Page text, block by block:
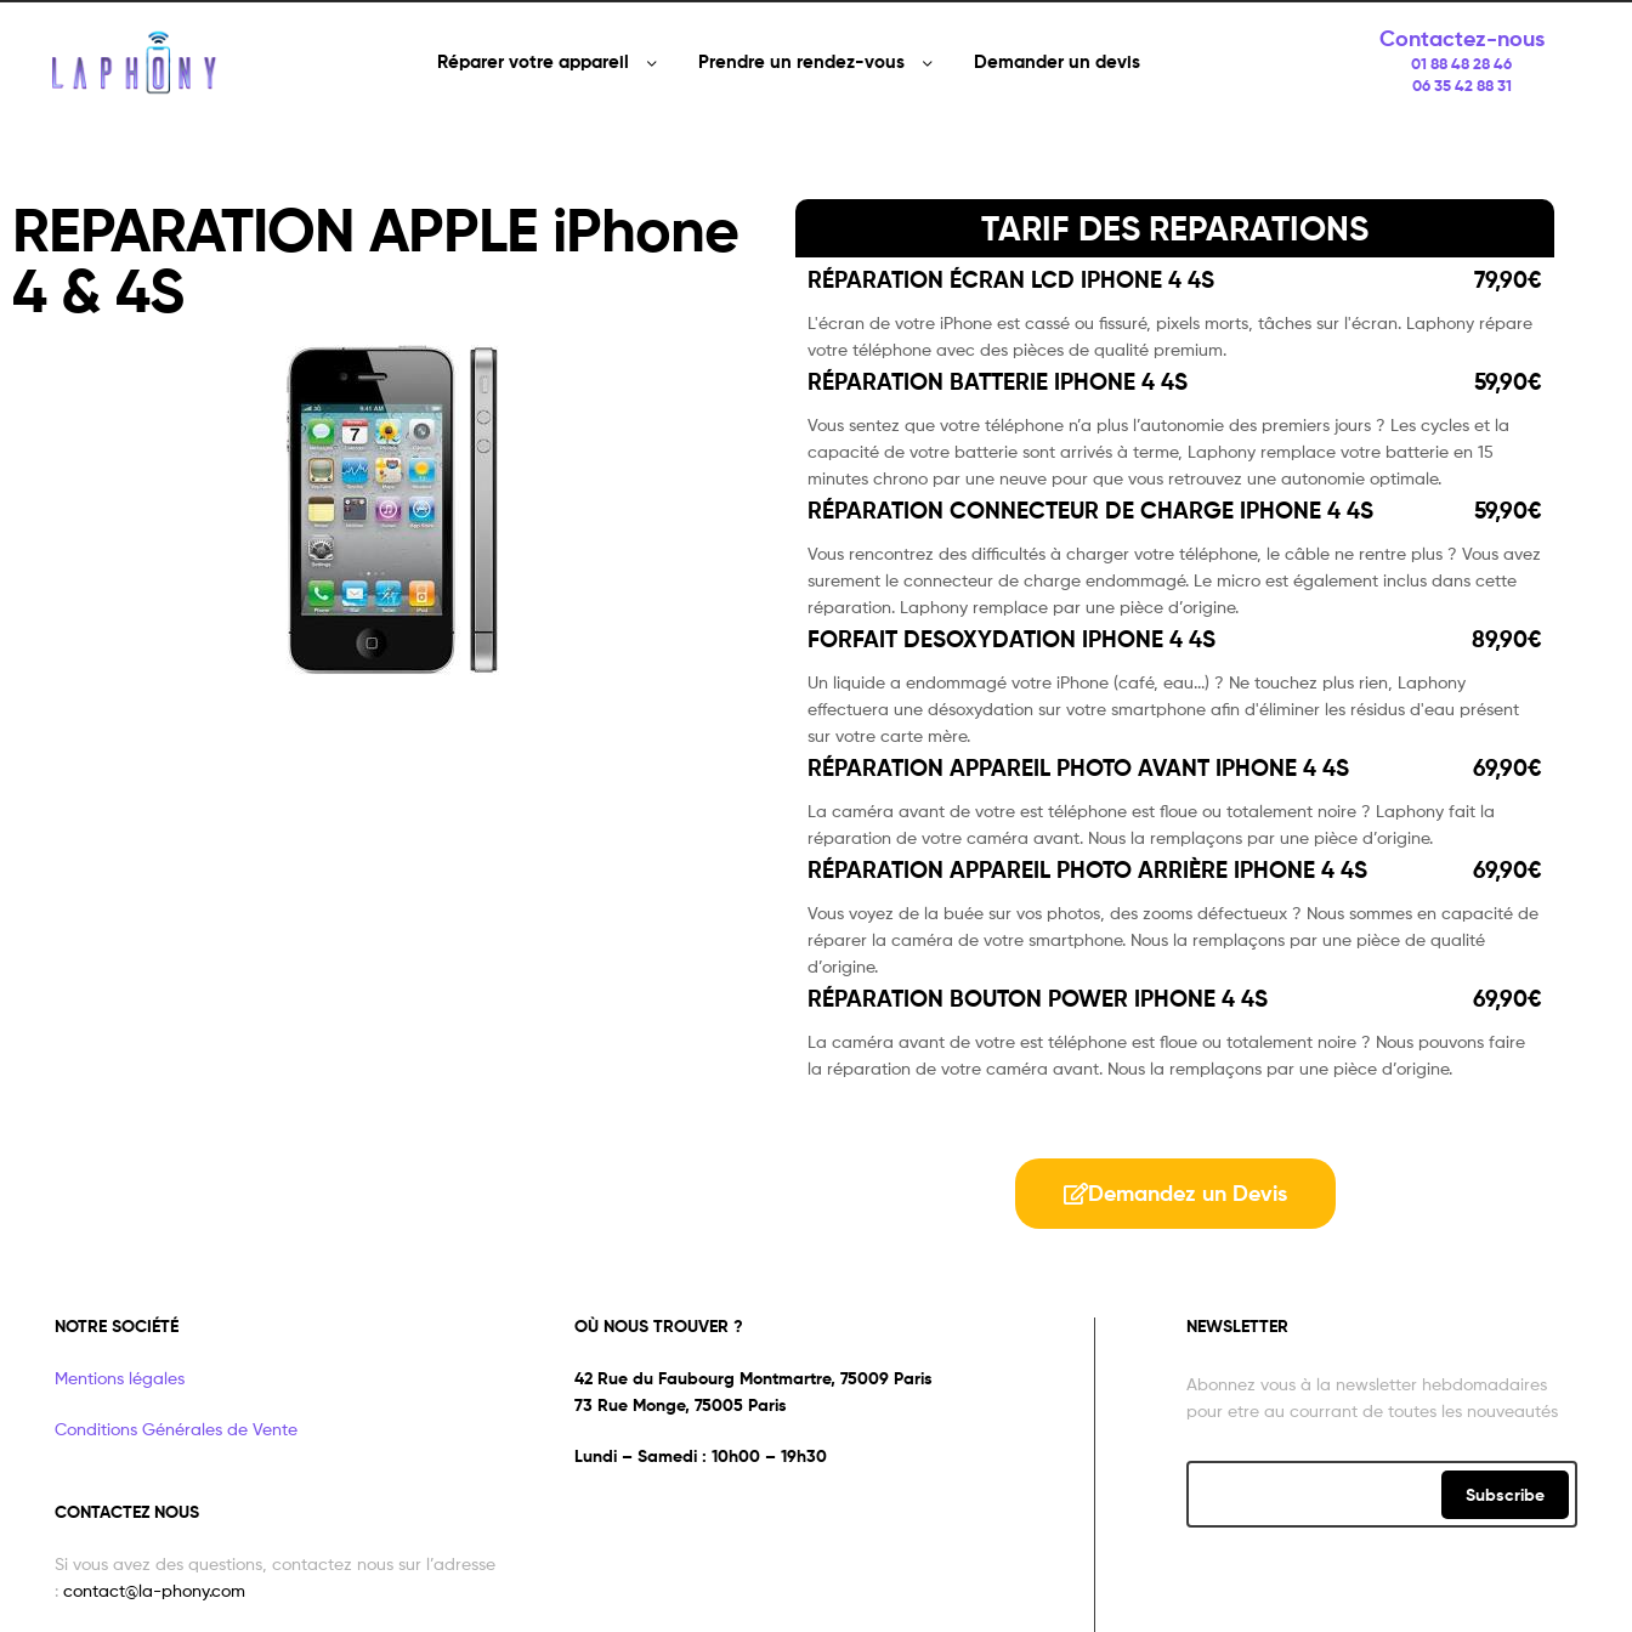
Réparer votre appareil Prendre un rendez-vous Demander un devis
Contactez-nous
01 88 48 28 46
06 35 42 88 31
REPARATION APPLE iPhone
4 & 4S
TARIF DES REPARATIONS
RÉPARATION ÉCRAN LCD IPHONE 4 4S 79,90€
L'écran de votre iPhone est cassé ou fissuré, pixels morts, tâches sur l'écran. Laphony répare
votre téléphone avec des pièces de qualité premium.
RÉPARATION BATTERIE IPHONE 4 4S 59,90€
Vous sentez que votre téléphone n’a plus l’autonomie des premiers jours ? Les cycles et la
capacité de votre batterie sont arrivés à terme, Laphony remplace votre batterie en 15
minutes chrono par une neuve pour que vous retrouvez une autonomie optimale.
RÉPARATION CONNECTEUR DE CHARGE IPHONE 4 4S 59,90€
Vous rencontrez des difficultés à charger votre téléphone, le câble ne rentre plus ? Vous avez
surement le connecteur de charge endommagé. Le micro est également inclus dans cette
réparation. Laphony remplace par une pièce d’origine.
FORFAIT DESOXYDATION IPHONE 4 4S 89,90€
Un liquide a endommagé votre iPhone (café, eau...) ? Ne touchez plus rien, Laphony
effectuera une désoxydation sur votre smartphone afin d'éliminer les résidus d'eau présent
sur votre carte mère.
RÉPARATION APPAREIL PHOTO AVANT IPHONE 4 4S 69,90€
La caméra avant de votre est téléphone est floue ou totalement noire ? Laphony fait la
réparation de votre caméra avant. Nous la remplaçons par une pièce d’origine.
RÉPARATION APPAREIL PHOTO ARRIÈRE IPHONE 4 4S 69,90€
Vous voyez de la buée sur vos photos, des zooms défectueux ? Nous sommes en capacité de
réparer la caméra de votre smartphone. Nous la remplaçons par une pièce de qualité
d’origine.
RÉPARATION BOUTON POWER IPHONE 4 4S 69,90€
La caméra avant de votre est téléphone est floue ou totalement noire ? Nous pouvons faire
la réparation de votre caméra avant. Nous la remplaçons par une pièce d’origine.
Demandez un Devis
NOTRE SOCIÉTÉ
Mentions légales
Conditions Générales de Vente
CONTACTEZ NOUS
Si vous avez des questions, contactez nous sur l’adresse
: contact@la-phony.com
OÙ NOUS TROUVER ?
42 Rue du Faubourg Montmartre, 75009 Paris
73 Rue Monge, 75005 Paris
Lundi – Samedi : 10h00 – 19h30
NEWSLETTER
Abonnez vous à la newsletter hebdomadaires
pour etre au courrant de toutes les nouveautés
Subscribe